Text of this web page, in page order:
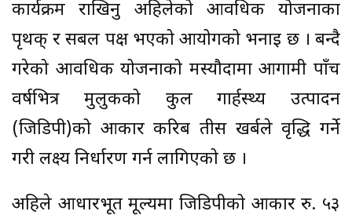
कार्यक्रम राखिनु अहिलेको आवधिक योजनाका
पृथक् र सबल पक्ष भएको आयोगको भनाइ छ । बन्दै
गरेको आवधिक योजनाको मस्यौदामा आगामी पाँच
वर्षभित्र मुलुकको कुल गार्हस्थ्य उत्पादन
(जिडिपी)को आकार करिब तीस खर्बले वृद्धि गर्ने
गरी लक्ष्य निर्धारण गर्न लागिएको छ ।
अहिले आधारभूत मूल्यमा जिडिपीको आकार रु. ५३